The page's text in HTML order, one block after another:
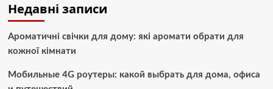
Недавні записи
Ароматичні свічки для дому: які аромати обрати для
кожної кімнати
Мобильные 4G роутеры: какой выбрать для дома, офиса